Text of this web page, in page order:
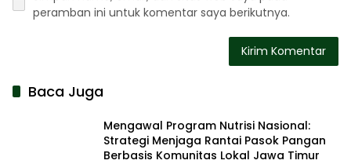
peramban ini untuk komentar saya berikutnya.
Baca Juga
Mengawal Program Nutrisi Nasional:
Strategi Menjaga Rantai Pasok Pangan
Berbasis Komunitas Lokal Jawa Timur